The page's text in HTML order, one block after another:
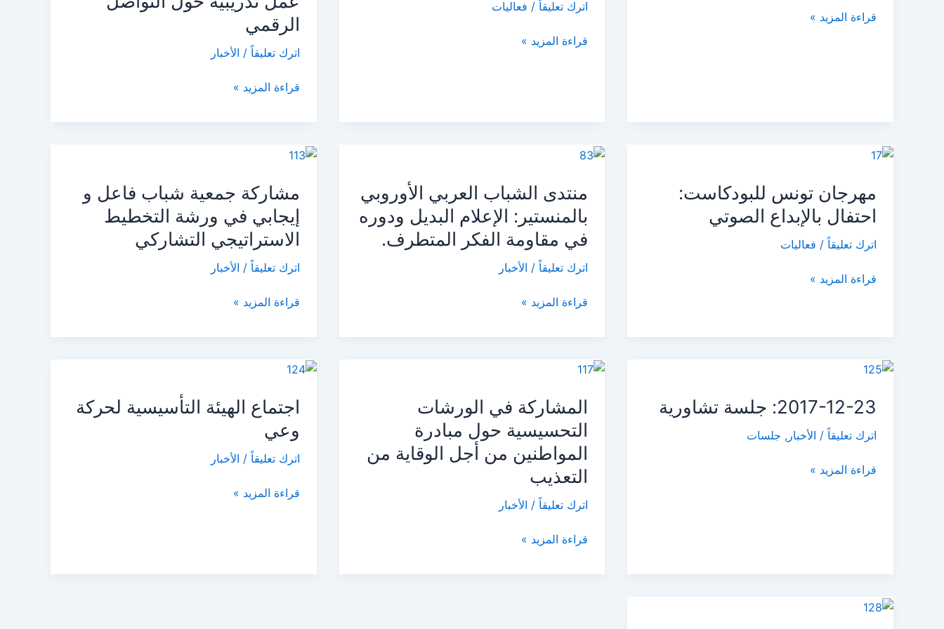
قراءة المزيد »
اترك تعليقاً / فعاليات
قراءة المزيد »
الرقمي
اترك تعليقاً / الأخبار
فاعل
وإيجابي
يتحدون
أجل
تدريبية
التواصل
الرقمي
قراءة المزيد »
مهرجان تونس للبودكاست:
احتفال بالإبداع الصوتي
اترك تعليقاً / فعاليات
مهرجان
للبودكاست:
احتفال
بالإبداع
الصوتي
قراءة المزيد »
منتدى الشباب العربي الأوروبي
بالمنستير: الإعلام البديل ودوره
في مقاومة الفكر المتطرف.
اترك تعليقاً / الأخبار
منتدى
العربي
الأوروبي
بالمنستير:
الإعلام
البديل
في
قراءة المزيد »
مشاركة جمعية شباب فاعل و
إيجابي في ورشة التخطيط
الاستراتيجي التشاركي
اترك تعليقاً / الأخبار
مشاركة
شباب
فاعل
و
إيجابي
في
التخطيط
قراءة المزيد »
2017-12-23: جلسة تشاورية
اترك تعليقاً / الأخبار , جلسات
2017-
23:
تشاورية
قراءة المزيد »
المشاركة في الورشات
التحسيسية حول مبادرة
المواطنين من أجل الوقاية من
التعذيب
اترك تعليقاً / الأخبار
المشاركة
الورشات
التحسيسية
حول
مبادرة
المواطنين
أجل
الوقاية
من
قراءة المزيد »
اجتماع الهيئة التأسيسية لحركة
وعي
اترك تعليقاً / الأخبار
اجتماع
التأسيسية
وعي
قراءة المزيد »
الحملة